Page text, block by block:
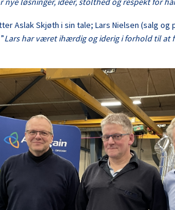
Aslak Skjøth i sin tale; Lars Nielsen (salg
Lars har været ihærdig og iderig i forhold til at